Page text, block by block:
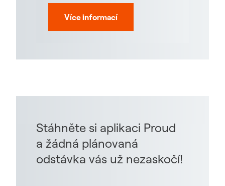
Více informací
Stáhněte si aplikaci Proud
a žádná plánovaná
odstávka vás už nezaskočí!